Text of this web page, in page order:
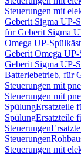
Steuerungen mit
Geberit Sigma UP-
für Geberit Sigma
Omega UP-
Geberit Omega
Geberit Sigma UP-
Batteriebetrieb, für
Steuerungen mit
Steuerungen mit
SpülungErsatzteile
SpülungErsatzteile
Steuerungen
Steuerungen
Steuerungen mit